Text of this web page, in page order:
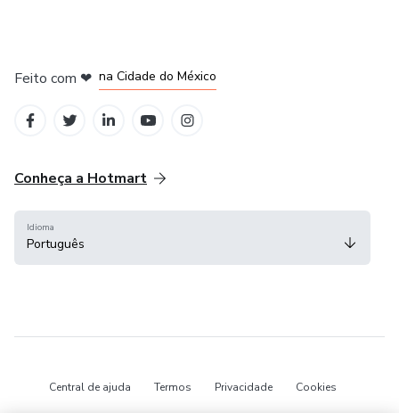
Feito com ❤ na Cidade do México
Conheça a Hotmart
Idioma
Português
Central de ajuda Termos Privacidade Cookies